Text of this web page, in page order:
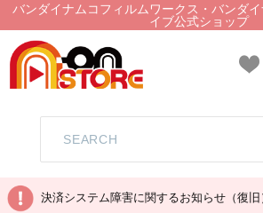
バンダイナムコフィルムワークス・バンダ
イブ公式ショップ
決済システム障害に関するお知らせ（復旧